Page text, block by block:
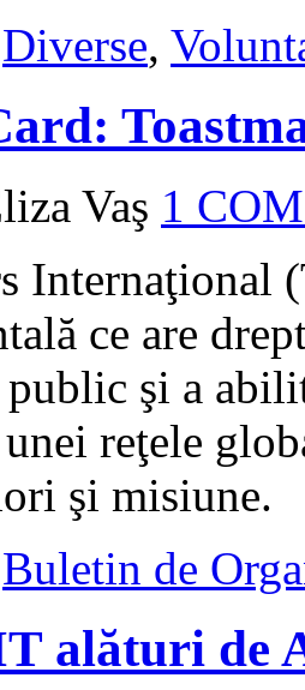
Diverse,
Vaş 1
Internaţional
ce are
şi a
reţele
şi misiune.
Buletin de
alături de